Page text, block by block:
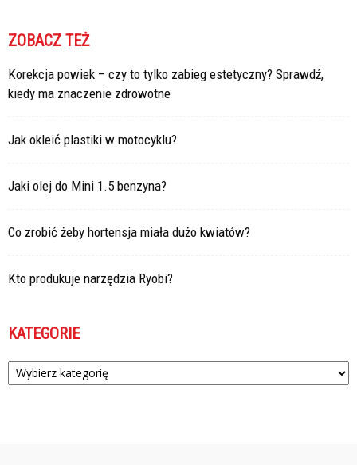
ZOBACZ TEŻ
Korekcja powiek – czy to tylko zabieg estetyczny? Sprawdź,
kiedy ma znaczenie zdrowotne
Jak okleić plastiki w motocyklu?
Jaki olej do Mini 1.5 benzyna?
Co zrobić żeby hortensja miała dużo kwiatów?
Kto produkuje narzędzia Ryobi?
KATEGORIE
Kategorie